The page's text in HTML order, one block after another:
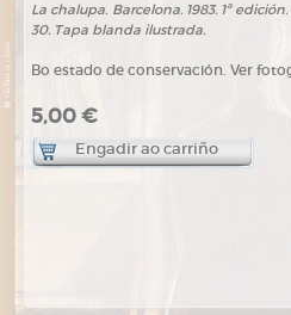
La chalupa. Barcelona. 1983. 1ª
30. Tapa blanda ilustrada.
Bo estado de conservación. Ver
5,00 €
Engadir ao carriño